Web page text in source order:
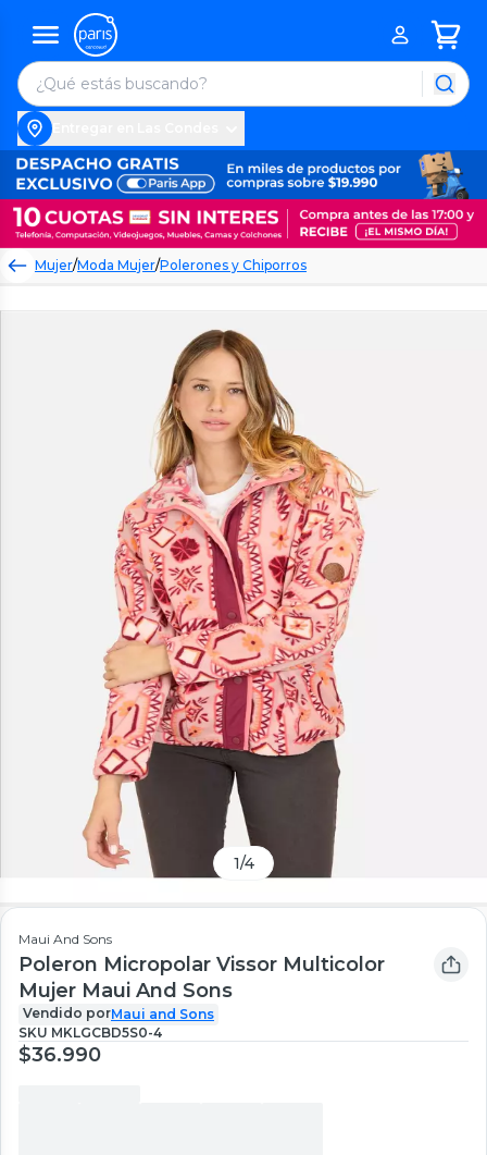
Mujer/Moda Mujer/Polerones y Chiporros
1/4
Maui And Sons
Poleron Micropolar Vissor Multicolor
Mujer Maui And Sons
Vendido porMaui and Sons
SKU MKLGCBD5S0-4
$36.990